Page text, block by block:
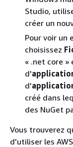
Studio,
créer un
Pour voir un
choisissez
« .net core »
d'
d'
créé dans
des NuGet
Vous trouverez
d'utiliser les